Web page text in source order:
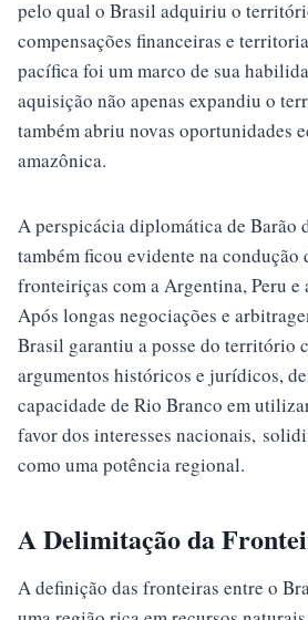
pelo qual o Brasil adquiriu o
compensações financeiras e
pacífica foi um marco de sua
aquisição não apenas expandiu o
também abriu novas oportunidades
amazônica.
A perspicácia diplomática de Barão
também ficou evidente na condução
fronteiriças com a Argentina, Peru e
Após longas negociações e
Brasil garantiu a posse do território
argumentos históricos e jurídicos,
capacidade de Rio Branco em
favor dos interesses nacionais,
como uma potência regional.
A Delimitação da
A definição das fronteiras entre o